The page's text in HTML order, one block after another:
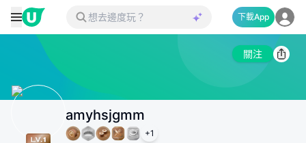
下載App
關注
amyhsjgmm
+1